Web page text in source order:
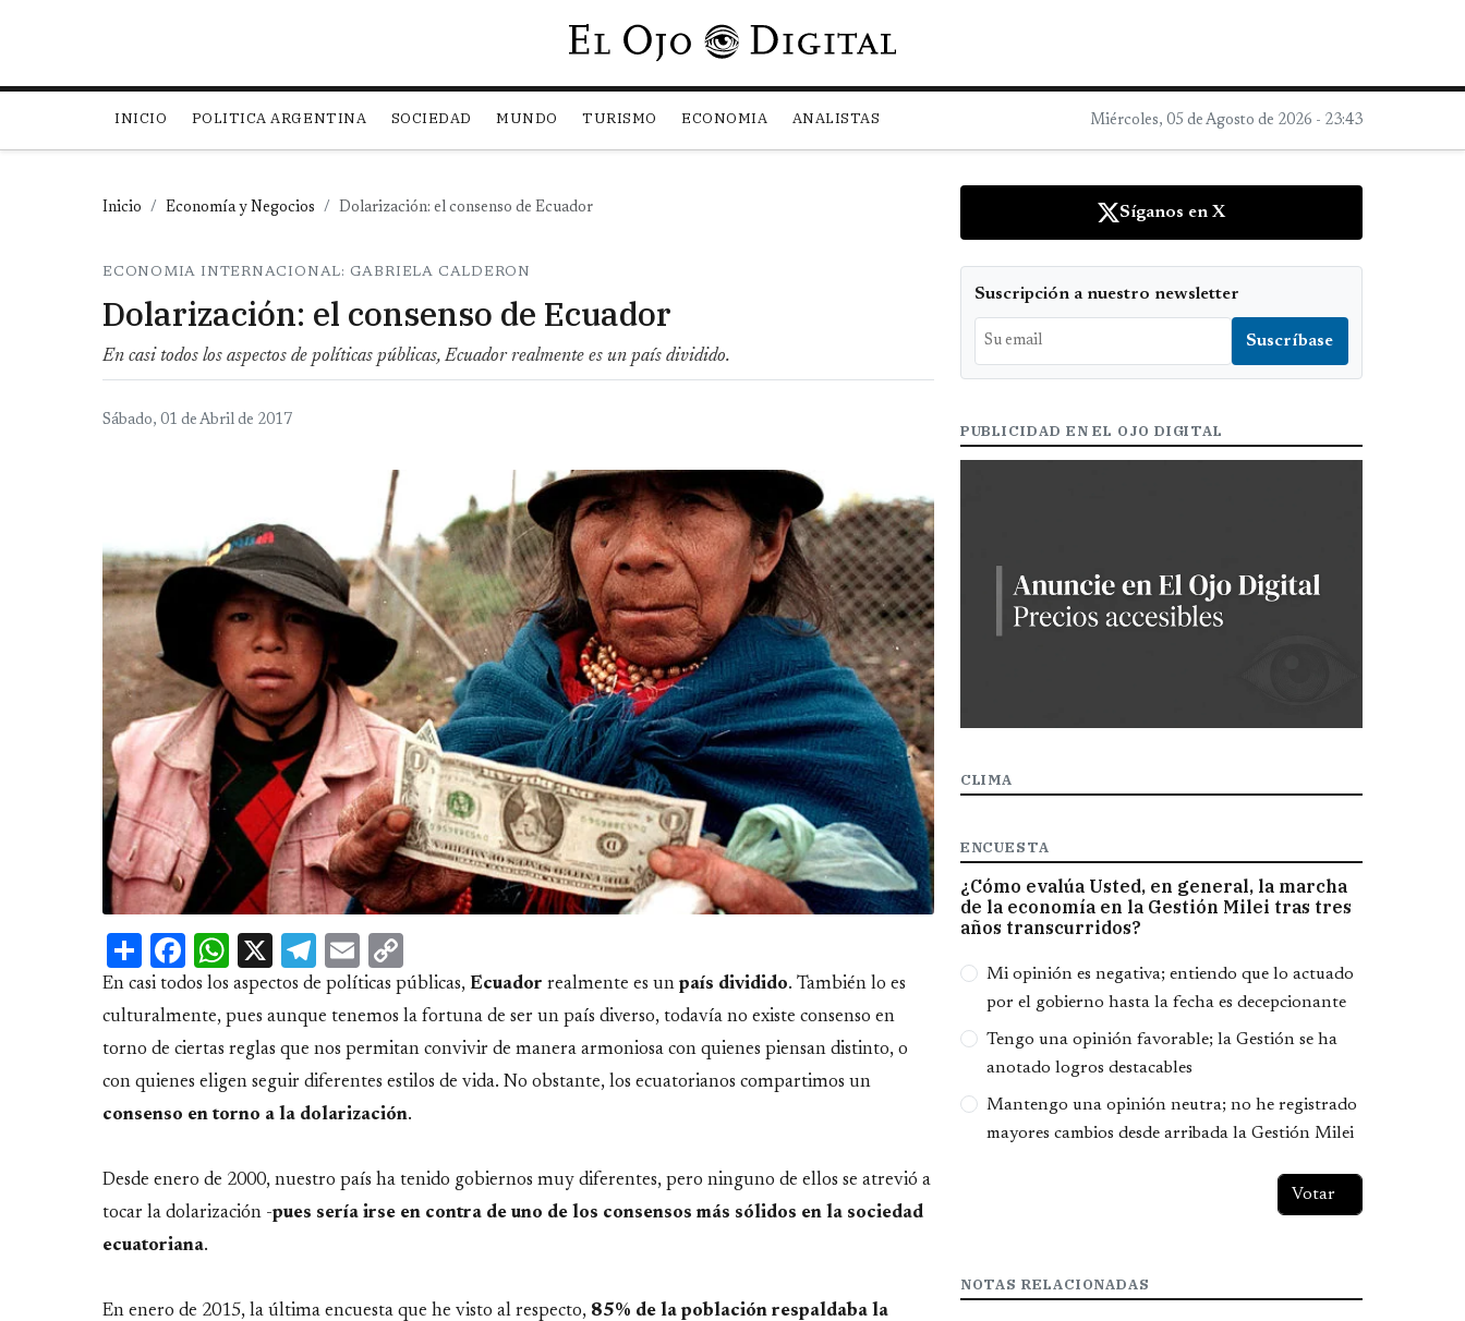
Pasar al contenido principal
INICIO POLITICA ARGENTINA SOCIEDAD MUNDO TURISMO ECONOMIA ANALISTAS Miércoles, 05 de Agosto de 2026 - 23:43
Inicio Economía y Negocios Dolarización: el consenso de Ecuador
ECONOMIA INTERNACIONAL: GABRIELA CALDERON
Dolarización: el consenso de Ecuador
En casi todos los aspectos de políticas públicas, Ecuador realmente es un país dividido.
Sábado, 01 de Abril de 2017
ShareFacebook
WhatsApp
X Telegram
Email
Link
En casi todos los aspectos de políticas públicas, Ecuador realmente es un país dividido. También lo es
culturalmente, pues aunque tenemos la fortuna de ser un país diverso, todavía no existe consenso en
torno de ciertas reglas que nos permitan convivir de manera armoniosa con quienes piensan distinto, o
con quienes eligen seguir diferentes estilos de vida. No obstante, los ecuatorianos compartimos un
consenso en torno a la dolarización.
Desde enero de 2000, nuestro país ha tenido gobiernos muy diferentes, pero ninguno de ellos se atrevió a
tocar la dolarización -pues sería irse en contra de uno de los consensos más sólidos en la sociedad
ecuatoriana.
En enero de 2015, la última encuesta que he visto al respecto, 85% de la población respaldaba la
Síganos en X
Suscripción a nuestro newsletter
PUBLICIDAD EN EL OJO DIGITAL
CLIMA
ENCUESTA
¿Cómo evalúa Usted, en general, la marcha
de la economía en la Gestión Milei tras tres
años transcurridos?
Opciones
Mi opinión es negativa; entiendo que lo actuado
por el gobierno hasta la fecha es decepcionante
Tengo una opinión favorable; la Gestión se ha
anotado logros destacables
Mantengo una opinión neutra; no he registrado
mayores cambios desde arribada la Gestión Milei
NOTAS RELACIONADAS